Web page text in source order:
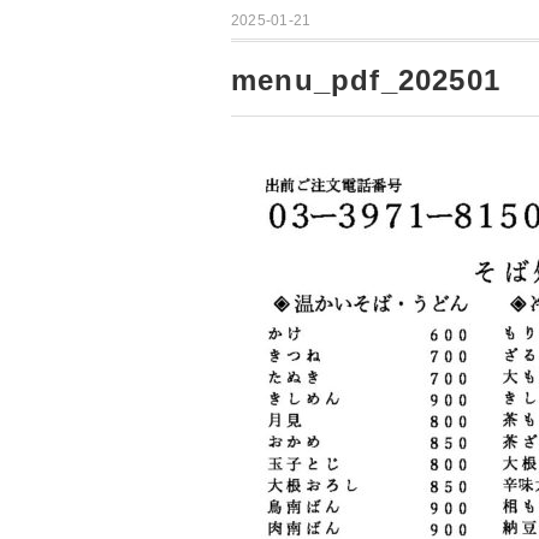
2025-01-21
menu_pdf_202501